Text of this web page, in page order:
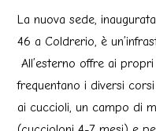
La nuova sede,
46 a Coldrerio, è
All’esterno offre ai
frequentano i diversi
ai cuccioli, un campo di